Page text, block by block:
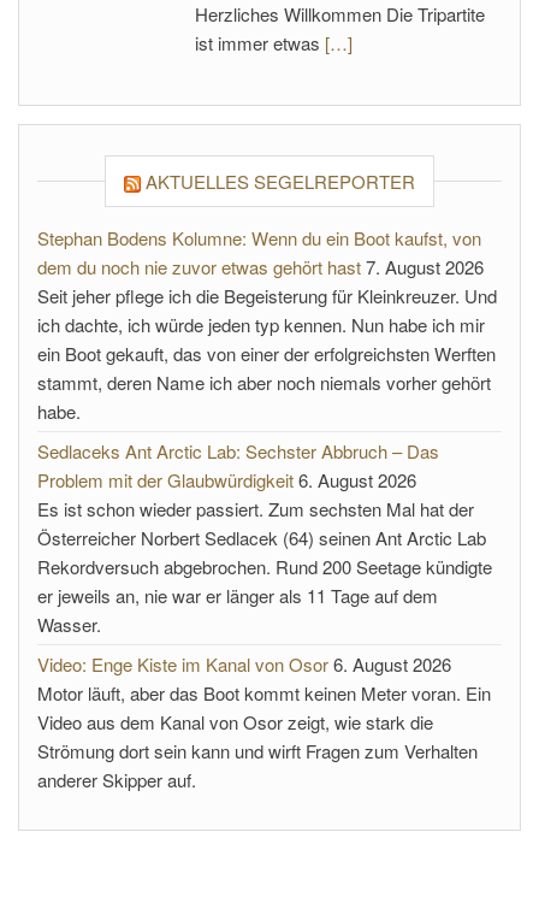
Herzliches Willkommen Die Tripartite
ist immer etwas […]
AKTUELLES SEGELREPORTER
Stephan Bodens Kolumne: Wenn du ein Boot kaufst, von
dem du noch nie zuvor etwas gehört hast7. August 2026
Seit jeher pflege ich die Begeisterung für Kleinkreuzer. Und
ich dachte, ich würde jeden typ kennen. Nun habe ich mir
ein Boot gekauft, das von einer der erfolgreichsten Werften
stammt, deren Name ich aber noch niemals vorher gehört
habe.
Sedlaceks Ant Arctic Lab: Sechster Abbruch – Das
Problem mit der Glaubwürdigkeit6. August 2026
Es ist schon wieder passiert. Zum sechsten Mal hat der
Österreicher Norbert Sedlacek (64) seinen Ant Arctic Lab
Rekordversuch abgebrochen. Rund 200 Seetage kündigte
er jeweils an, nie war er länger als 11 Tage auf dem
Wasser.
Video: Enge Kiste im Kanal von Osor6. August 2026
Motor läuft, aber das Boot kommt keinen Meter voran. Ein
Video aus dem Kanal von Osor zeigt, wie stark die
Strömung dort sein kann und wirft Fragen zum Verhalten
anderer Skipper auf.